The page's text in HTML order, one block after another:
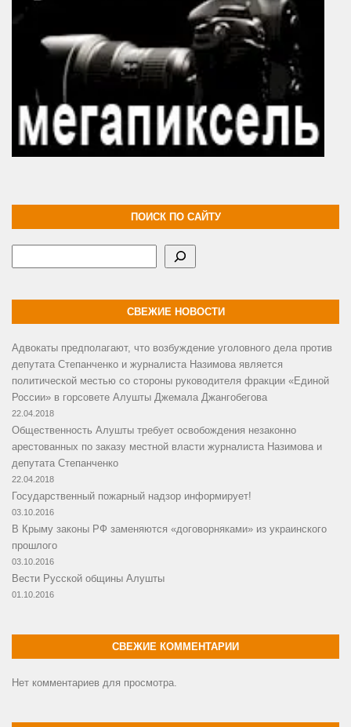
ПОИСК ПО САЙТУ
СВЕЖИЕ НОВОСТИ
Адвокаты предполагают, что возбуждение уголовного дела против
депутата Степанченко и журналиста Назимова является
политической местью со стороны руководителя фракции «Единой
России» в горсовете Алушты Джемала Джангобегова
22.04.2018
Общественность Алушты требует освобождения незаконно
арестованных по заказу местной власти журналиста Назимова и
депутата Степанченко
22.04.2018
Государственный пожарный надзор информирует!
03.10.2016
В Крыму законы РФ заменяются «договорняками» из украинского
прошлого
03.10.2016
Вести Русской общины Алушты
01.10.2016
СВЕЖИЕ КОММЕНТАРИИ
Нет комментариев для просмотра.